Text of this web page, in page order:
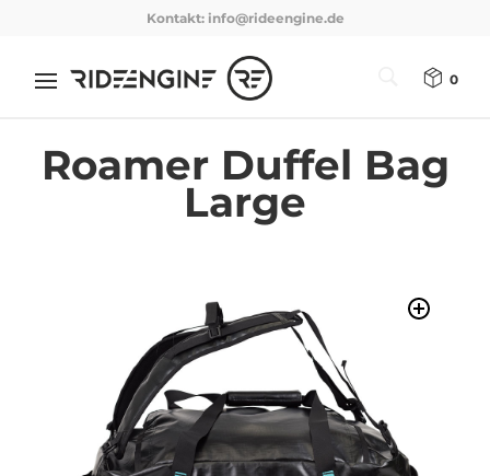
Kontakt: info@rideengine.de
0
Roamer Duffel Bag
Large